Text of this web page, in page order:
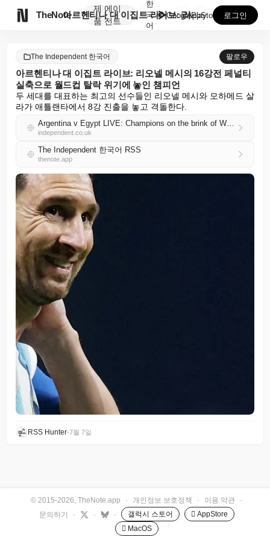
TheNote
제
품
에이
전트
아르헨티나 대 이집트 라이브: 리오넬 메시의 16강전 ...
한
국
어
GooglePlay
AppStore 로그인
The Independent 한국어 팔로우
아르헨티나 대 이집트 라이브: 리오넬 메시의 16강전 페널티
실축으로 월드컵 탈락 위기에 놓인 챔피언
두 세대를 대표하는 최고의 선수들인 리오넬 메시와 모하메드 살
라가 애틀랜타에서 8강 진출을 놓고 격돌한다.
Argentina v Egypt LIVE: Champions on the brink of World Cup exit after Lionel Messi penalty woes in last 16 tie
independent.co.uk
The Independent 한국어 RSS
thenote.app
RSS Hunter•7월 7일
© 2015-2026, TheNote.app · 개인정보 보호정책 · 이용 약관
·
문의하기
· · · 갤럭시 스토어
 AppStore
 MacOS